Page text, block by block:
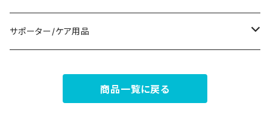
その他
その他
7分/長袖
ペチコート/ペチパンツ
ショルダーバッグ
カジュアルバッグ
アクセサリーケース
ブーツ
セット販売
サポーター/ケア用品
商品一覧に戻る